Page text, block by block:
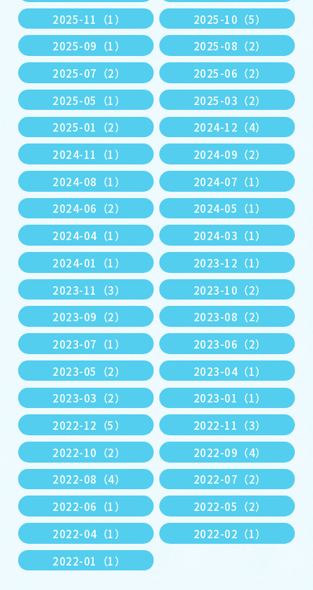
2025-11（1）
2025-10（5）
2025-09（1）
2025-08（2）
2025-07（2）
2025-06（2）
2025-05（1）
2025-03（2）
2025-01（2）
2024-12（4）
2024-11（1）
2024-09（2）
2024-08（1）
2024-07（1）
2024-06（2）
2024-05（1）
2024-04（1）
2024-03（1）
2024-01（1）
2023-12（1）
2023-11（3）
2023-10（2）
2023-09（2）
2023-08（2）
2023-07（1）
2023-06（2）
2023-05（2）
2023-04（1）
2023-03（2）
2023-01（1）
2022-12（5）
2022-11（3）
2022-10（2）
2022-09（4）
2022-08（4）
2022-07（2）
2022-06（1）
2022-05（2）
2022-04（1）
2022-02（1）
2022-01（1）